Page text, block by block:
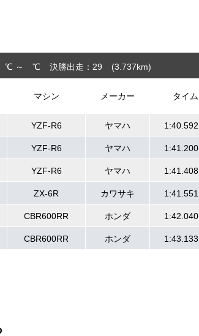
℃ ～ ℃ 決勝出走：29 (3.737km)
マシン メーカー タイム
YZF-R6 ヤマハ 1:40.592
YZF-R6 ヤマハ 1:41.200
YZF-R6 ヤマハ 1:41.408
ZX-6R カワサキ 1:41.551
CBR600RR ホンダ 1:42.040
CBR600RR ホンダ 1:43.133